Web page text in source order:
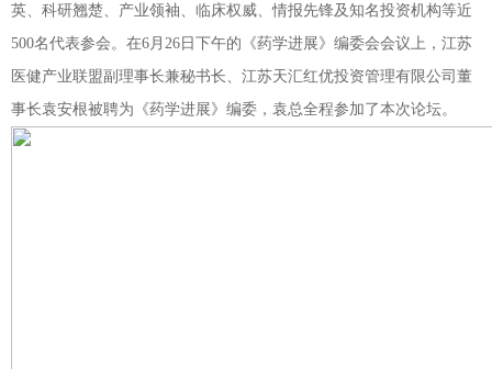
英、科研翘楚、产业领袖、临床权威、情报先锋及知名投资机构等近
500名代表参会。在6月26日下午的《药学进展》编委会会议上，江苏
医健产业联盟副理事长兼秘书长、江苏天汇红优投资管理有限公司董
事长袁安根被聘为《药学进展》编委，袁总全程参加了本次论坛。